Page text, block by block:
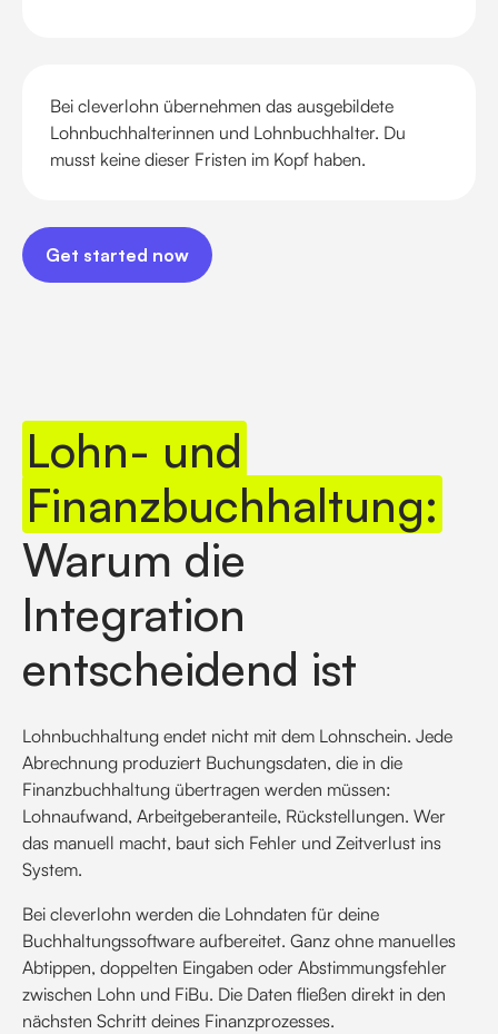
Bei cleverlohn übernehmen das ausgebildete
Lohnbuchhalterinnen und Lohnbuchhalter. Du
musst keine dieser Fristen im Kopf haben.
Get started now
Get started now
Lohn- und
Finanzbuchhaltung:
Warum die
Integration
entscheidend ist
Lohnbuchhaltung endet nicht mit dem Lohnschein. Jede
Abrechnung produziert Buchungsdaten, die in die
Finanzbuchhaltung übertragen werden müssen:
Lohnaufwand, Arbeitgeberanteile, Rückstellungen. Wer
das manuell macht, baut sich Fehler und Zeitverlust ins
System.
Bei cleverlohn werden die Lohndaten für deine
Buchhaltungssoftware aufbereitet. Ganz ohne manuelles
Abtippen, doppelten Eingaben oder Abstimmungsfehler
zwischen Lohn und FiBu. Die Daten fließen direkt in den
nächsten Schritt deines Finanzprozesses.